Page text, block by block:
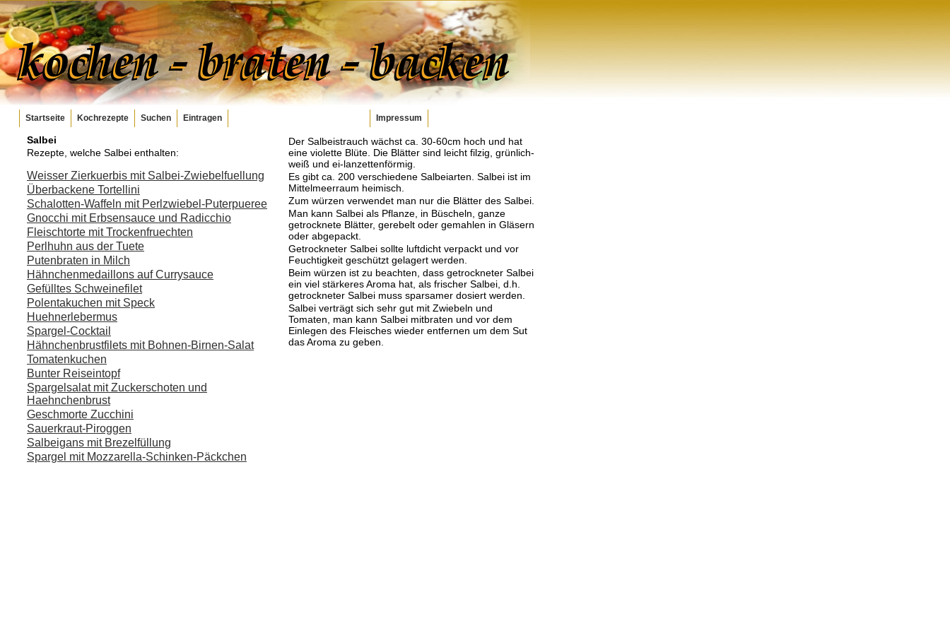
Startseite Kochrezepte Suchen Eintragen Impressum
Salbei
Rezepte, welche Salbei enthalten:
Weisser Zierkuerbis mit Salbei-Zwiebelfuellung
Überbackene Tortellini
Schalotten-Waffeln mit Perlzwiebel-Puterpueree
Gnocchi mit Erbsensauce und Radicchio
Fleischtorte mit Trockenfruechten
Perlhuhn aus der Tuete
Putenbraten in Milch
Hähnchenmedaillons auf Currysauce
Gefülltes Schweinefilet
Polentakuchen mit Speck
Huehnerlebermus
Spargel-Cocktail
Hähnchenbrustfilets mit Bohnen-Birnen-Salat
Tomatenkuchen
Bunter Reiseintopf
Spargelsalat mit Zuckerschoten und
Haehnchenbrust
Geschmorte Zucchini
Sauerkraut-Piroggen
Salbeigans mit Brezelfüllung
Spargel mit Mozzarella-Schinken-Päckchen
Der Salbeistrauch wächst ca. 30-60cm hoch und hat
eine violette Blüte. Die Blätter sind leicht filzig, grünlich-
weiß und ei-lanzettenförmig.
Es gibt ca. 200 verschiedene Salbeiarten. Salbei ist im
Mittelmeerraum heimisch.
Zum würzen verwendet man nur die Blätter des Salbei.
Man kann Salbei als Pflanze, in Büscheln, ganze
getrocknete Blätter, gerebelt oder gemahlen in Gläsern
oder abgepackt.
Getrockneter Salbei sollte luftdicht verpackt und vor
Feuchtigkeit geschützt gelagert werden.
Beim würzen ist zu beachten, dass getrockneter Salbei
ein viel stärkeres Aroma hat, als frischer Salbei, d.h.
getrockneter Salbei muss sparsamer dosiert werden.
Salbei verträgt sich sehr gut mit Zwiebeln und
Tomaten, man kann Salbei mitbraten und vor dem
Einlegen des Fleisches wieder entfernen um dem Sut
das Aroma zu geben.